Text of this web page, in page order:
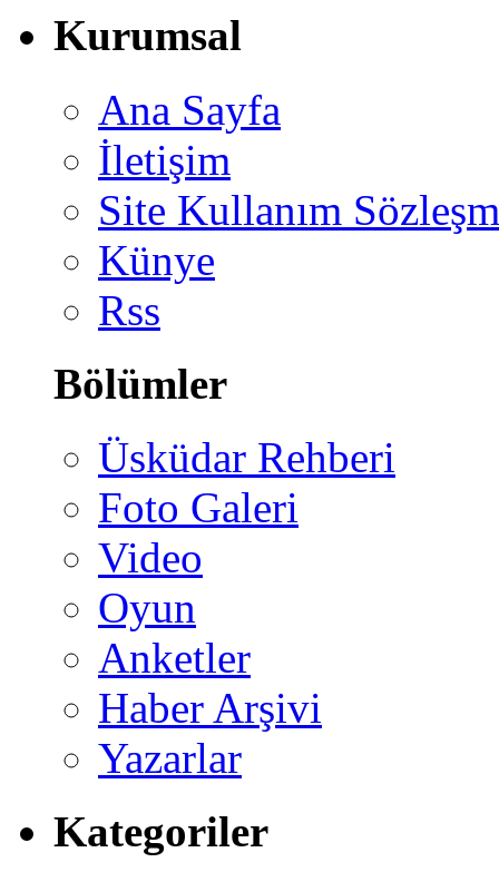
Kurumsal
Ana Sayfa
İletişim
Site Kullanım
Künye
Rss
Bölümler
Üsküdar Rehberi
Foto Galeri
Video
Oyun
Anketler
Haber Arşivi
Yazarlar
Kategoriler